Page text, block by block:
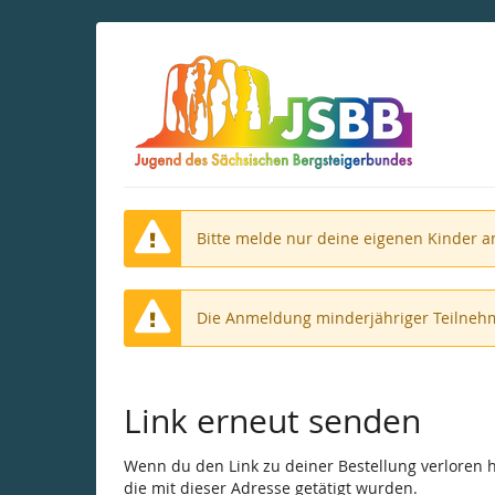
Bitte melde nur deine eigenen Kinder
Die Anmeldung minderjähriger
Link erneut senden
Wenn du den Link zu deiner Bestellung verloren
die mit dieser Adresse getätigt wurden.